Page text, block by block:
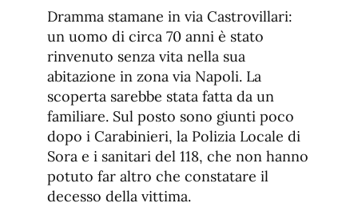
de
fuente
de
fuente.
Dramma stamane in via Castrovillari:
un uomo di circa 70 anni è stato
rinvenuto senza vita nella sua
abitazione in zona via Napoli. La
scoperta sarebbe stata fatta da un
familiare. Sul posto sono giunti poco
dopo i Carabinieri, la Polizia Locale di
Sora e i sanitari del 118, che non hanno
potuto far altro che constatare il
decesso della vittima.